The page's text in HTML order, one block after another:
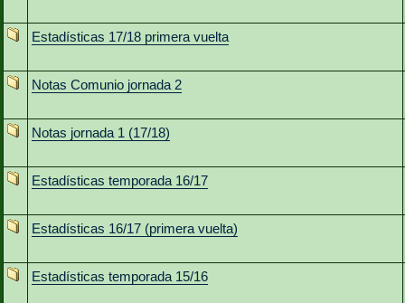
Estadísticas 17/18 primera vuelta
Notas Comunio jornada 2
Notas jornada 1 (17/18)
Estadísticas temporada 16/17
Estadísticas 16/17 (primera vuelta)
Estadísticas temporada 15/16